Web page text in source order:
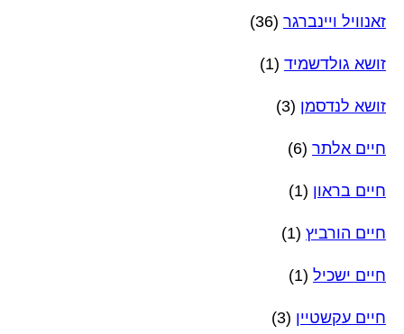
זאנוויל ויינברגר (36)
זושא גולדשמיד (1)
זושא לנדסמן (3)
חיים אלתר (6)
חיים בראון (1)
חיים הורביץ (1)
חיים ישכיל (1)
חיים עקשטיין (3)